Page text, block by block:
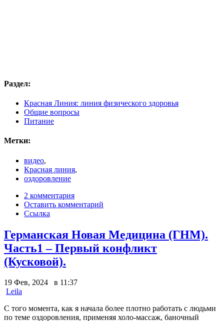
Раздел:
Красная Линия: линия физического здоровья
Общие вопросы
Питание
Метки:
видео,
Красная линия,
оздоровление
2 комментария
Оставить комментарий
Ссылка
Германская Новая Медицина (ГНМ).
Часть1 – Первый конфликт
(Кусковой).
19 Фев, 2024 в 11:37
Leila
С того момента, как я начала более плотно работать с людьми
по теме оздоровления, применяя холо-массаж, баночный